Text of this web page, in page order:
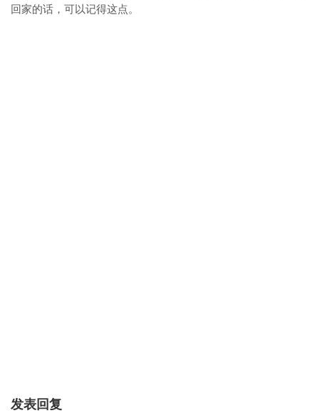
回家的话，可以记得这点。
发表回复